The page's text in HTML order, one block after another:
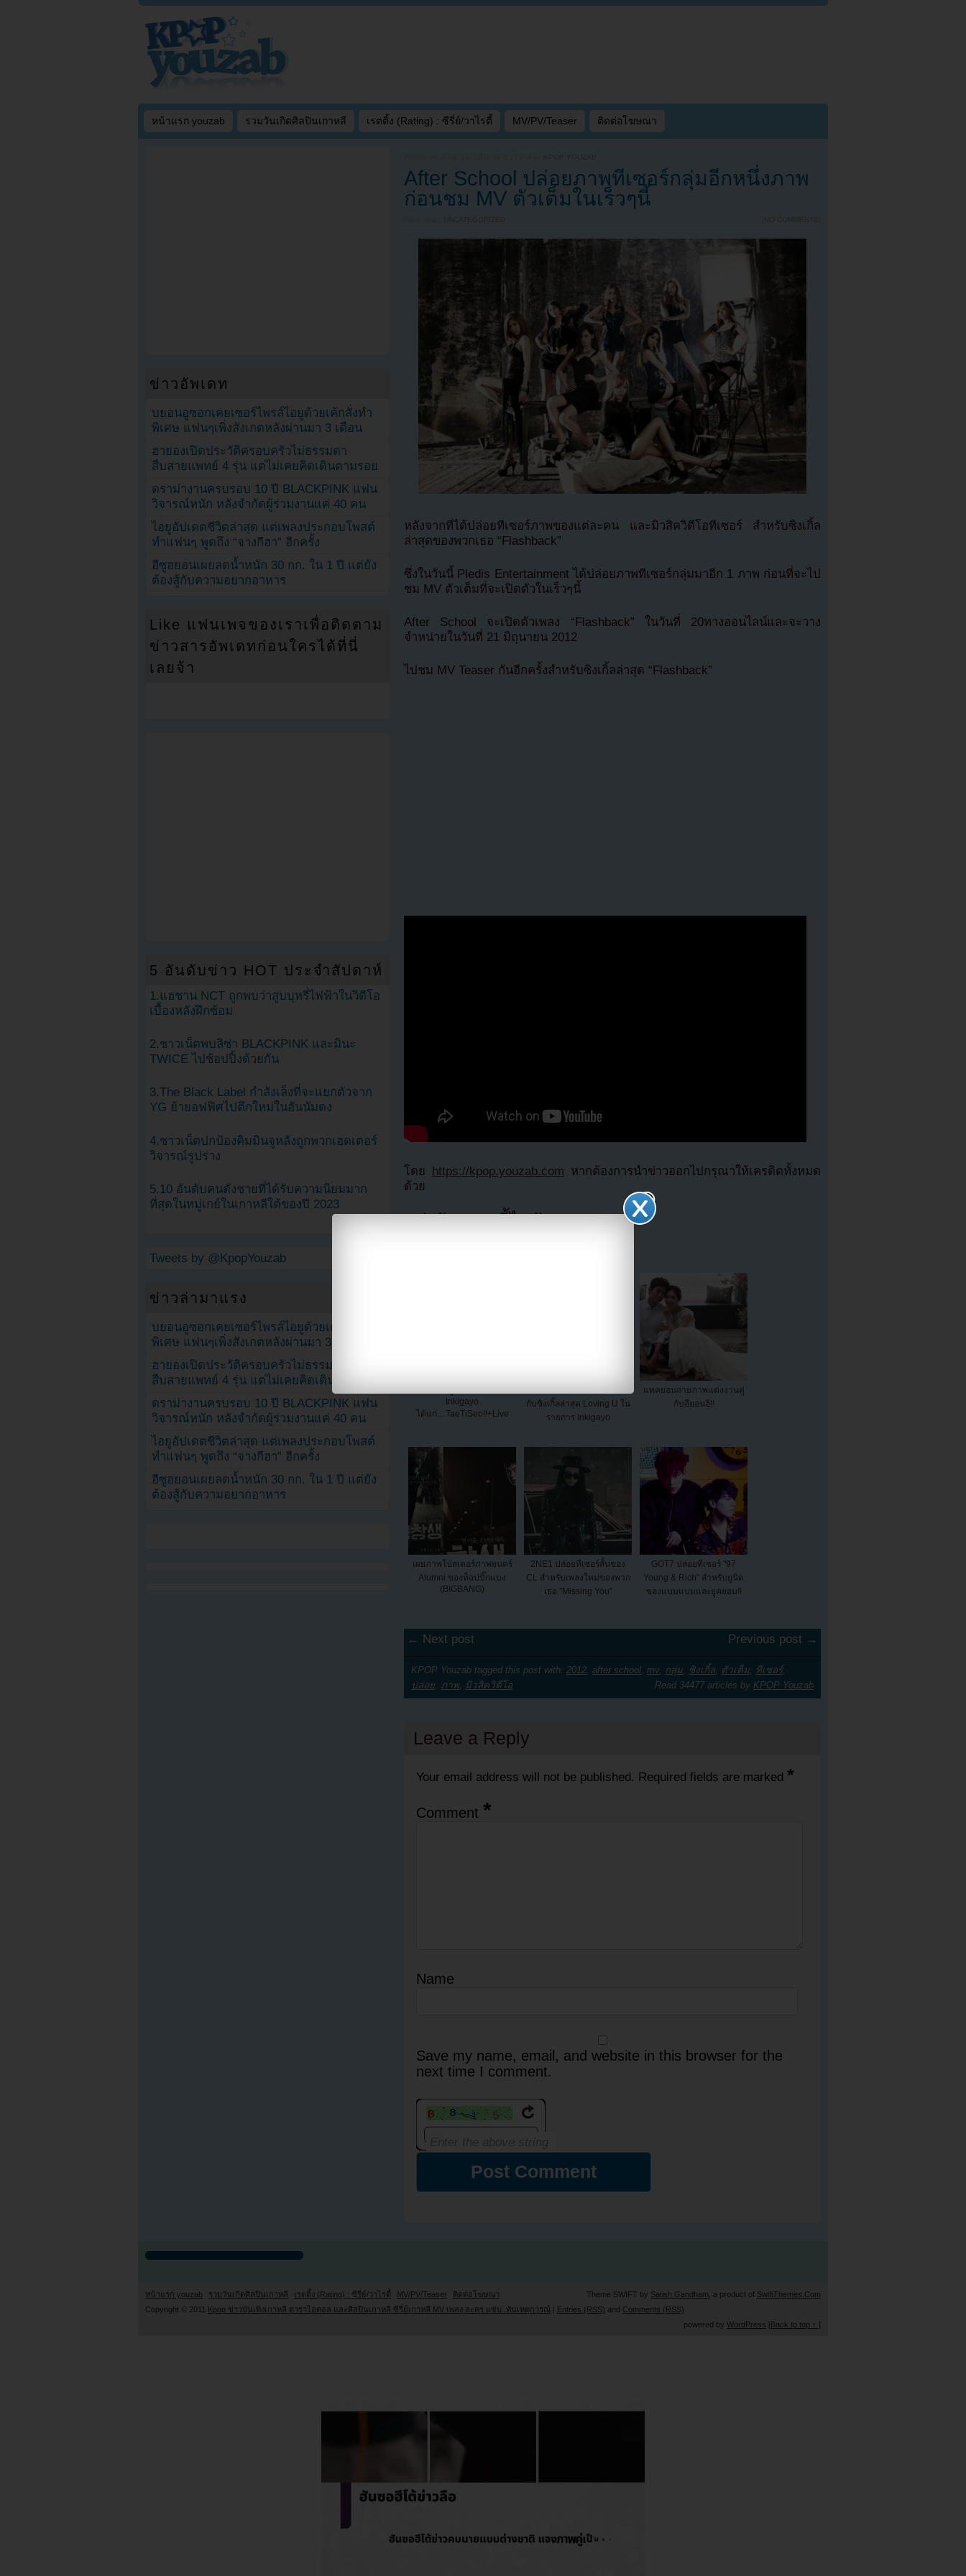
หน้าแรก youzab รวมวันเกิดศิลปินเกาหลี เรตติ้ง (Rating) : ซีรี่ย์/วาไรตี้ MV/PV/Teaser ติดต่อโฆษณา
KPOP YOUZAB
After School ปล่อยภาพทีเซอร์กลุ่มอีกหนึ่งภาพ
ก่อนชม MV ตัวเต็มในเร็วๆนี้
UNCATEGORIZED NO COMMENTS
หลังจากที่ได้ปล่อยทีเซอร์ภาพของแต่ละคน และมิวสิควิดีโอทีเซอร์ สำหรับซิงเกิ้ล
ล่าสุดของพวกเธอ “Flashback”
ซึ่งในวันนี้ Pledis Entertainment ได้ปล่อยภาพทีเซอร์กลุ่มมาอีก 1 ภาพ ก่อนที่จะไป
ชม MV ตัวเต็มที่จะเปิดตัวในเร็วๆนี้
After School จะเปิดตัวเพลง “Flashback” ในวันที่ 20ทางออนไลน์และจะวาง
จำหน่ายในวันที่ 21 มิถุนายน 2012
ไปชม MV Teaser กันอีกครั้งสำหรับซิงเกิ้ลล่าสุด “Flashback”
โดย https://kpop.youzab.com หากต้องการนำข่าวออกไปกรุณาให้เครดิตทั้งหมด
ด้วย
แบ่งปัน link นี้ไปยัง
Inkigayo
ได้แก่....TaeTiSeo!!+Live
กับซิงเกิ้ลล่าสุด Loving U ใน
รายการ Inkigayo
แทคยอนถ่ายภาพแต่งงานคู่
กับอียอนฮี!!
เผยภาพโปสเตอร์ภาพยนตร์
Alumni ของท็อปบิ๊กแบง
(BIGBANG)
2NE1 ปล่อยทีเซอร์สั้นของ
CL สำหรับเพลงใหม่ของพวก
เธอ "Missing You"
GOT7 ปล่อยทีเซอร์ "97
Young & Rich" สำหรับยูนิต
ของแบมแบมและยูคยอม!!
← Next post Previous post →
KPOP Youzab tagged this post with: 2012 after school mv, กลุ่ม ซิงเกิ้ล ตัวเต็ม ทีเซอร์,
ปล่อย ภาพ, มิวสิควิดีโอ Read 34477 articles by KPOP Youzab
Leave a Reply
Your email address will not be published. Required fields are marked *
Comment *
Name
Save my name, email, and website in this browser for the
next time I comment.
ข่าวอัพเดท
บยอนอูซอกเคยเซอร์ไพรส์ไอยูด้วยเค้กสั่งทำ
พิเศษ แฟนๆเพิ่งสังเกตหลังผ่านมา 3 เดือน
ฮายองเปิดประวัติครอบครัวไม่ธรรมดา
สืบสายแพทย์ 4 รุ่น แต่ไม่เคยคิดเดินตามรอย
ดราม่างานครบรอบ 10 ปี BLACKPINK แฟน
วิจารณ์หนัก หลังจำกัดผู้ร่วมงานแค่ 40 คน
ไอยูอัปเดตชีวิตล่าสุด แต่เพลงประกอบโพสต์
ทำแฟนๆ พูดถึง “จางกีฮา” อีกครั้ง
อีซูฮยอนเผยลดน้ำหนัก 30 กก. ใน 1 ปี แต่ยัง
ต้องสู้กับความอยากอาหาร
Like แฟนเพจของเราเพื่อติดตาม
ข่าวสารอัพเดทก่อนใครได้ที่นี่
เลยจ้า
5 อันดับข่าว HOT ประจำสัปดาห์
1.แฮชาน NCT ถูกพบว่าสูบบุหรี่ไฟฟ้าในวิดีโอ
เบื้องหลังฝึกซ้อม
2.ชาวเน็ตพบลิซ่า BLACKPINK และมินะ
TWICE ไปช้อปปิ้งด้วยกัน
3.The Black Label กำลังเล็งที่จะแยกตัวจาก
YG ย้ายอฟฟิศไปตึกใหม่ในฮันนัมดง
4.ชาวเน็ตปกป้องคิมมินจูหลังถูกพวกเฮดเตอร์
วิจารณ์รูปร่าง
5.10 อันดับคนดังชายที่ได้รับความนิยมมาก
ที่สุดในหมู่เกย์ในเกาหลีใต้ของปี 2023
Tweets by @KpopYouzab
ข่าวล่ามาแรง
บยอนอูซอกเคยเซอร์ไพรส์ไอยูด้วยเค้กสั่งทำ
พิเศษ แฟนๆเพิ่งสังเกตหลังผ่านมา 3 เดือน
ฮายองเปิดประวัติครอบครัวไม่ธรรมดา
สืบสายแพทย์ 4 รุ่น แต่ไม่เคยคิดเดินตามรอย
ดราม่างานครบรอบ 10 ปี BLACKPINK แฟน
วิจารณ์หนัก หลังจำกัดผู้ร่วมงานแค่ 40 คน
ไอยูอัปเดตชีวิตล่าสุด แต่เพลงประกอบโพสต์
ทำแฟนๆ พูดถึง “จางกีฮา” อีกครั้ง
อีซูฮยอนเผยลดน้ำหนัก 30 กก. ใน 1 ปี แต่ยัง
ต้องสู้กับความอยากอาหาร
หน้าแรก youzab รวมวันเกิดศิลปินเกาหลี เรตติ้ง (Rating) : ซีรี่ย์/วาไรตี้ MV/PV/Teaser ติดต่อโฆษณา Theme SWIFT by Satish Gandham , a product of SwiftThemes.Com
Copyright © 2011 Kpop ข่าวบันเทิงเกาหลี ดาราไอดอล และศิลปินเกาหลี ซีรี่ย์เกาหลี MV เพลง ละคร แซ่บ..ทันเหตุการณ์ | Entries (RSS) and Comments (RSS)
powered by WordPress [Back to top ↑ ]